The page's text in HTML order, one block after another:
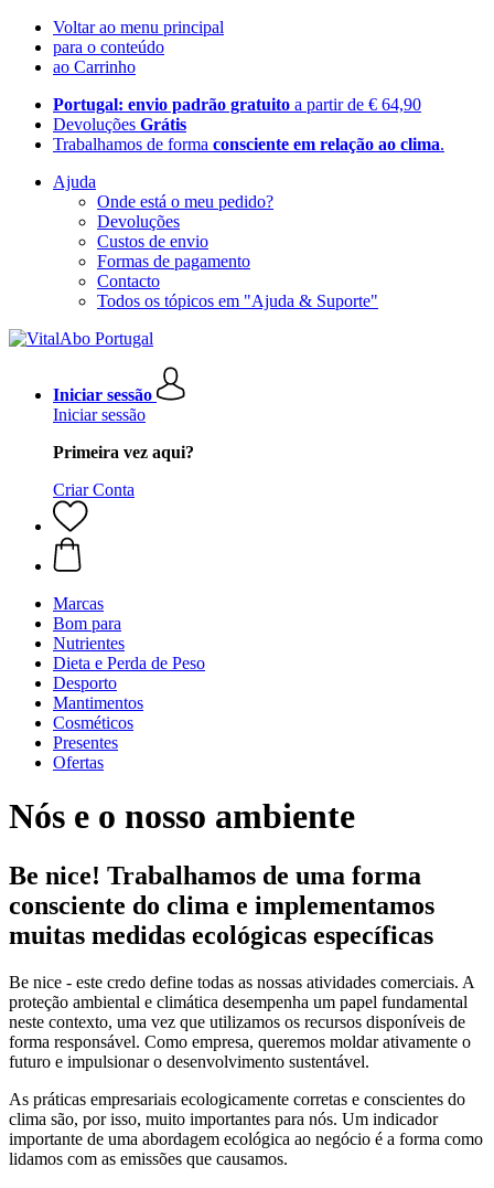
Voltar ao menu principal
para o conteúdo
ao Carrinho
Portugal: envio padrão gratuito a partir de € 64,90
Devoluções Grátis
Trabalhamos de forma consciente em relação ao clima.
Ajuda
Onde está o meu pedido?
Devoluções
Custos de envio
Formas de pagamento
Contacto
Todos os tópicos em "Ajuda & Suporte"
Iniciar sessão
Iniciar sessão
Primeira vez aqui?
Criar Conta
Marcas
Bom para
Nutrientes
Dieta e Perda de Peso
Desporto
Mantimentos
Cosméticos
Presentes
Ofertas
Nós e o nosso ambiente
Be nice! Trabalhamos de uma forma
consciente do clima e implementamos
muitas medidas ecológicas específicas
Be nice - este credo define todas as nossas atividades comerciais. A
proteção ambiental e climática desempenha um papel fundamental
neste contexto, uma vez que utilizamos os recursos disponíveis de
forma responsável. Como empresa, queremos moldar ativamente o
futuro e impulsionar o desenvolvimento sustentável.
As práticas empresariais ecologicamente corretas e conscientes do
clima são, por isso, muito importantes para nós. Um indicador
importante de uma abordagem ecológica ao negócio é a forma como
lidamos com as emissões que causamos.